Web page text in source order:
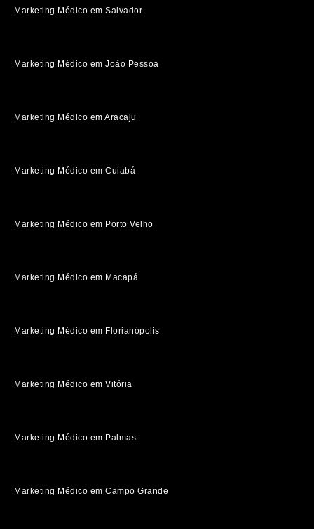
Marketing Médico em Salvador
Marketing Médico em João Pessoa
Marketing Médico em Aracaju
Marketing Médico em Cuiabá
Marketing Médico em Porto Velho
Marketing Médico em Macapá
Marketing Médico em Florianópolis
Marketing Médico em Vitória
Marketing Médico em Palmas
Marketing Médico em Campo Grande